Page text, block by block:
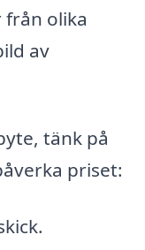
olika
av
tänk på
priset: